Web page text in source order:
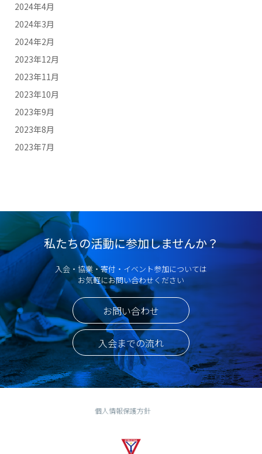
2024年4月
2024年3月
2024年2月
2023年12月
2023年11月
2023年10月
2023年9月
2023年8月
2023年7月
私たちの活動に参加しませんか？
入会・協業・寄付・イベント参加については
お気軽にお問い合わせください
お問い合わせ
入会までの流れ
個人情報保護方針